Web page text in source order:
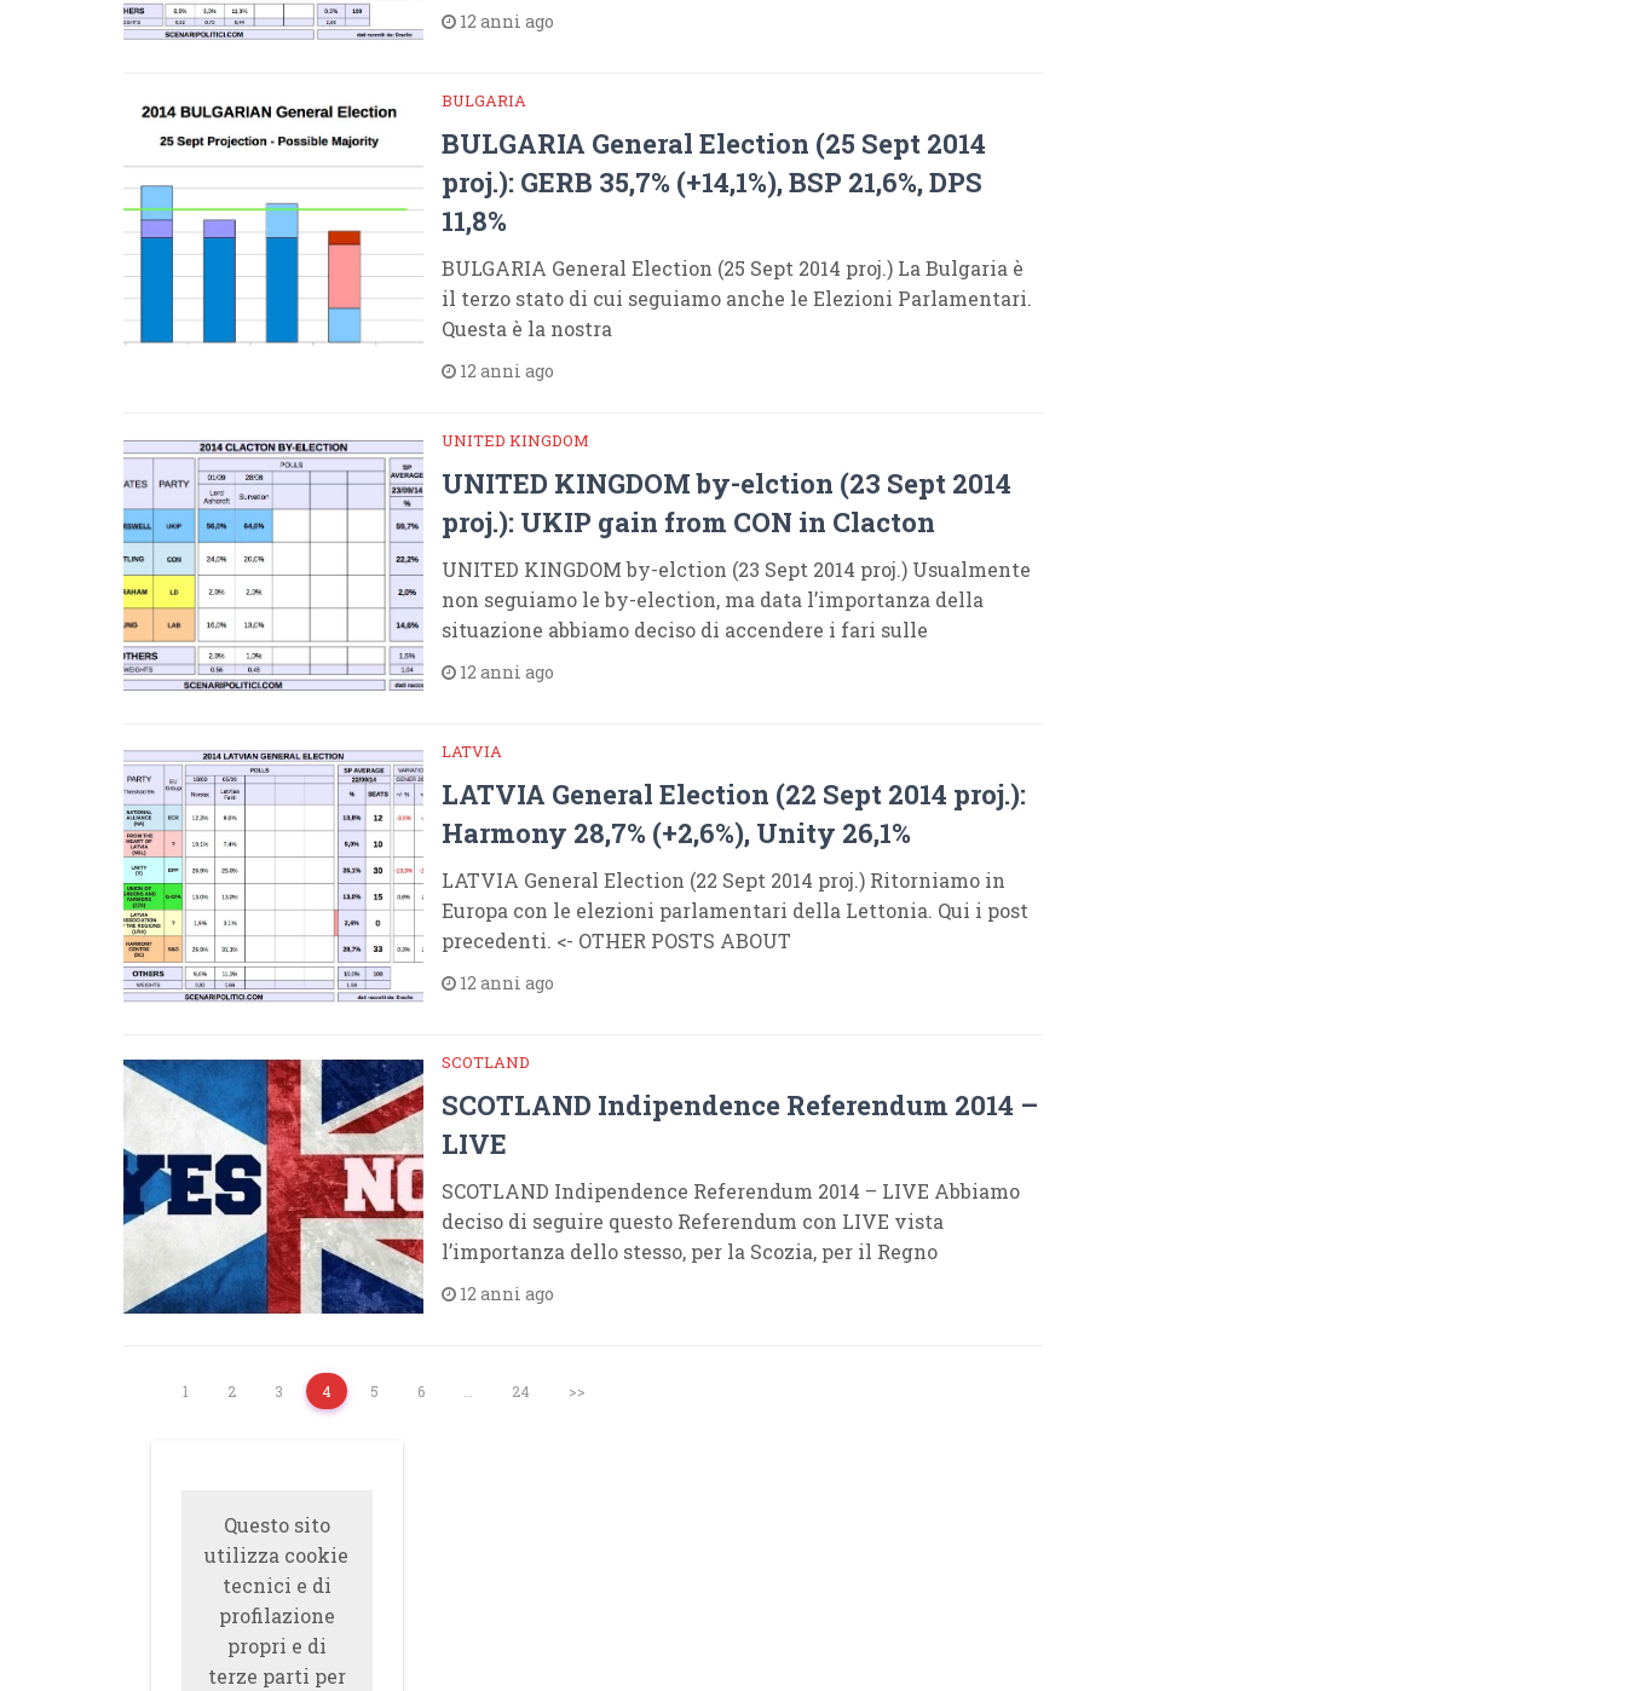
12 anni ago
BULGARIA
BULGARIA General Election (25 Sept 2014
proj.): GERB 35,7% (+14,1%), BSP 21,6%, DPS
11,8%
BULGARIA General Election (25 Sept 2014 proj.) La Bulgaria è
il terzo stato di cui seguiamo anche le Elezioni Parlamentari.
Questa è la nostra
12 anni ago
UNITED KINGDOM
UNITED KINGDOM by-elction (23 Sept 2014
proj.): UKIP gain from CON in Clacton
UNITED KINGDOM by-elction (23 Sept 2014 proj.) Usualmente
non seguiamo le by-election, ma data l’importanza della
situazione abbiamo deciso di accendere i fari sulle
12 anni ago
LATVIA
LATVIA General Election (22 Sept 2014 proj.):
Harmony 28,7% (+2,6%), Unity 26,1%
LATVIA General Election (22 Sept 2014 proj.) Ritorniamo in
Europa con le elezioni parlamentari della Lettonia. Qui i post
precedenti. <- OTHER POSTS ABOUT
12 anni ago
SCOTLAND
SCOTLAND Indipendence Referendum 2014 –
LIVE
SCOTLAND Indipendence Referendum 2014 – LIVE Abbiamo
deciso di seguire questo Referendum con LIVE vista
l’importanza dello stesso, per la Scozia, per il Regno
12 anni ago
1 2 3 4 5 6 24 >>
Questo sito
utilizza cookie
tecnici e di
profilazione
propri e di
terze parti per